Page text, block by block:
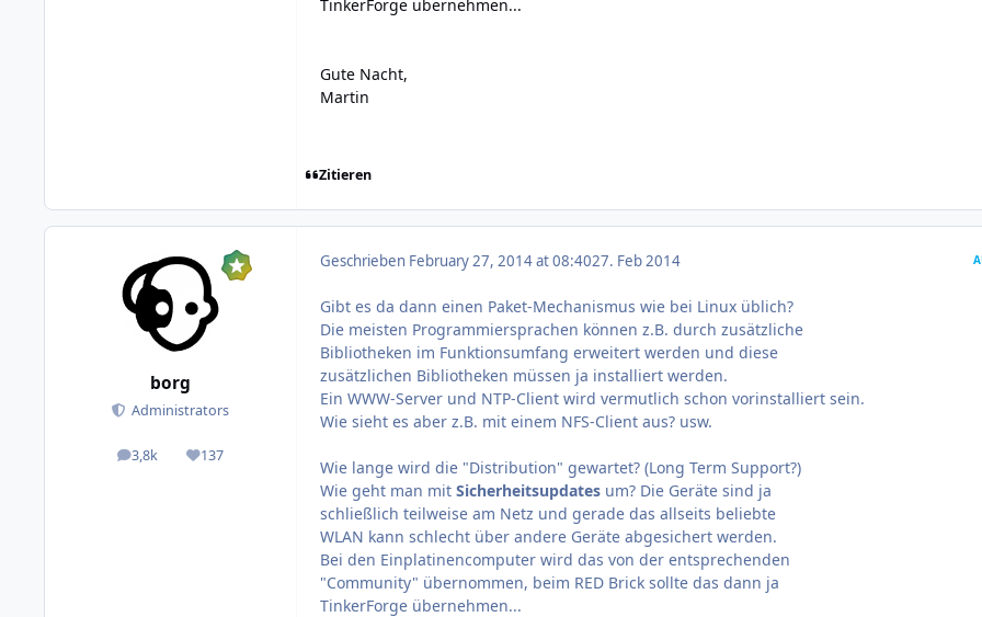
TinkerForge übernehmen...
Gute Nacht,
Martin
Zitieren
borg
Administrators
3,8k
posts 137
Reputation
Geschrieben February 27, 2014 at 08:4027. Feb 2014
Gibt es da dann einen Paket-Mechanismus wie bei Linux üblich?
Die meisten Programmiersprachen können z.B. durch zusätzliche
Bibliotheken im Funktionsumfang erweitert werden und diese
zusätzlichen Bibliotheken müssen ja installiert werden.
Ein WWW-Server und NTP-Client wird vermutlich schon vorinstalliert sein.
Wie sieht es aber z.B. mit einem NFS-Client aus? usw.
Wie lange wird die "Distribution" gewartet? (Long Term Support?)
Wie geht man mit Sicherheitsupdates um? Die Geräte sind ja
schließlich teilweise am Netz und gerade das allseits beliebte
WLAN kann schlecht über andere Geräte abgesichert werden.
Bei den Einplatinencomputer wird das von der entsprechenden
"Community" übernommen, beim RED Brick sollte das dann ja
TinkerForge übernehmen...